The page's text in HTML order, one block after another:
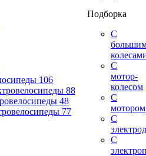
106
88
48
77
Подборка
С
С
мотор-
колесом
С
мотором
С
С